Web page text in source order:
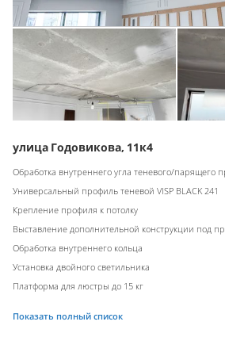
улица Годовикова, 11к4
Обработка внутреннего угла теневого/парящего
Универсальный профиль теневой VISP BLACK 241
Крепление профиля к потолку
Выставление дополнительной конструкции под
Обработка внутреннего кольца
Установка двойного светильника
Платформа для люстры до 15 кг
Показать полный список